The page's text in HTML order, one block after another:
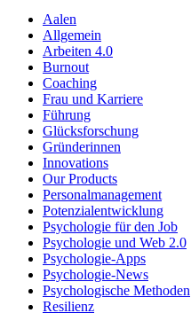
Aalen
Allgemein
Arbeiten 4.0
Burnout
Coaching
Frau und Karriere
Führung
Glücksforschung
Gründerinnen
Innovations
Our Products
Personalmanagement
Potenzialentwicklung
Psychologie für den Job
Psychologie und Web 2.0
Psychologie-Apps
Psychologie-News
Psychologische Methoden
Resilienz